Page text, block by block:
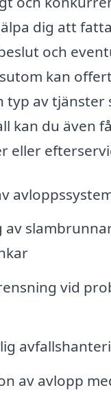
dig att
och
kan
typ av tjänster
kan du även
eller
av
vid
av avlopp